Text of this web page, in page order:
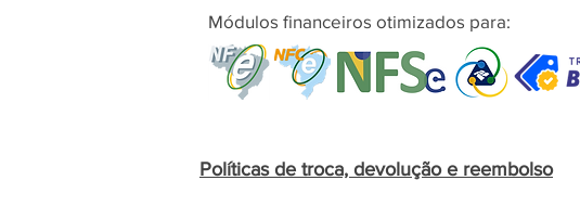
Módulos financeiros otimizados para:
Políticas de troca, devolução e reembolso